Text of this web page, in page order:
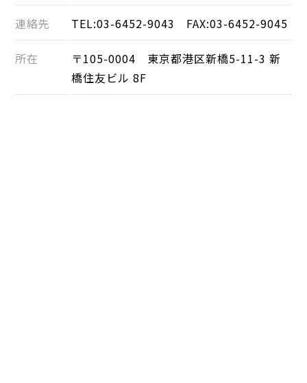
連絡先 TEL:03-6452-9043 FAX:03-6452-9045
所在
〒105-0004 東京都港区新橋5-11-3 新
橋住友ビル 8F